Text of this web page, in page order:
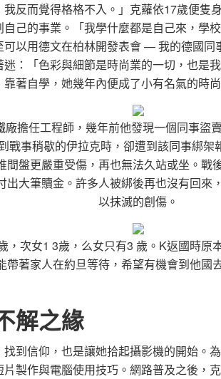
反而覺得格格不入。」克蘿依17歲便隻
己的事業。「我學什麼都是自己來，學
以用德文在柏林開發表會 — 我的德國同
：「色彩與細節是時尚業的一切，也是
著自學，她幾年內便成了小有名氣的時
擔任工程師，幾年前他發現一個同事盜
戰事稍歇的伊拉克時，卻遭到該同事綁
間盤更嚴重受傷，再也無法久站或坐。戰
出大筆贖金。許多人被綁後再也沒有回來
以抹滅的創傷。
，次女1 3歲，么女只有3 歲。K返國時原
帶著家人在約旦等待，希望有機會到他國
解之緣
到信仰，也是讓她拾起攝影機的開始。
製作與電腦使用技巧。網路普及之後，